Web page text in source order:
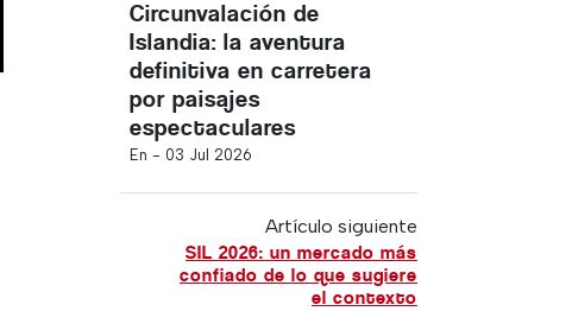
Circunvalación de
Islandia: la aventura
definitiva en carretera
por paisajes
espectaculares
En - 03 Jul 2026
Artículo siguiente
SIL 2026: un mercado más
confiado de lo que sugiere
el contexto